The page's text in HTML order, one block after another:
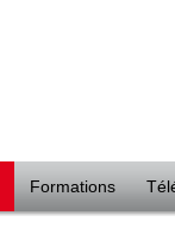
Formations